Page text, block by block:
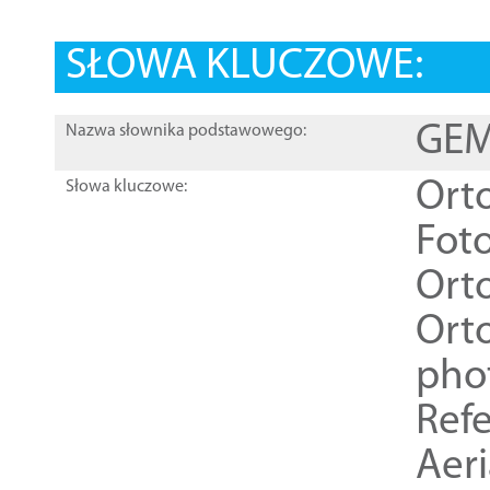
SŁOWA KLUCZOWE:
Nazwa słownika podstawowego:
Słowa kluczowe: